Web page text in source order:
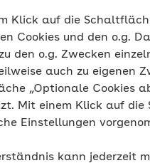
Klick auf die
Cookies und den o.g.
den o.g. Zwecken
auch zu eigenen
„Optionale Cookies
Mit einem Klick auf die
Einstellungen
kann jederzeit
Posthitis – eine
Eine Eichel- und
übertragbare Krankheit,
Chlamydien-Infektionen